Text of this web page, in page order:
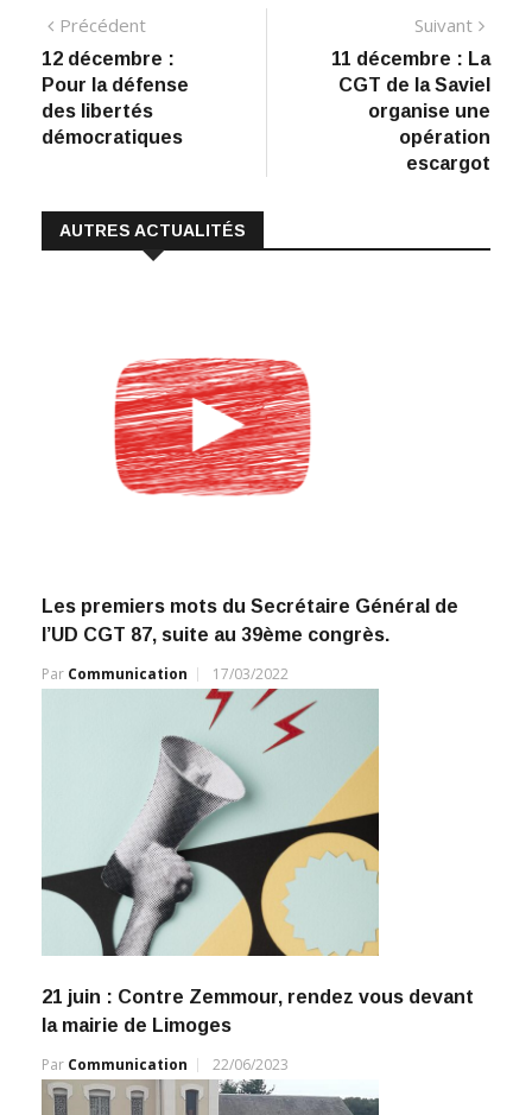
e
b
o
o
e
n
p
y
Navigation
de
l’article
PrécédentArticle
précédent
12 décembre :
Pour la défense
des libertés
démocratiques
Suivant
:
11 décembre : La
CGT de la Saviel
organise une
opération
escargot
AUTRES ACTUALITÉS
Les premiers mots du Secrétaire Général de
l’UD CGT 87, suite au 39ème congrès.
Par Communication 17/03/2022
21 juin : Contre Zemmour, rendez vous devant
la mairie de Limoges
Par Communication 22/06/2023